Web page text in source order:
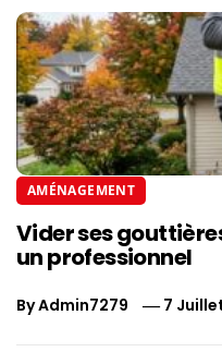
AMÉNAGEMENT
Vider ses
un professionnel
ByAdmin7279 7